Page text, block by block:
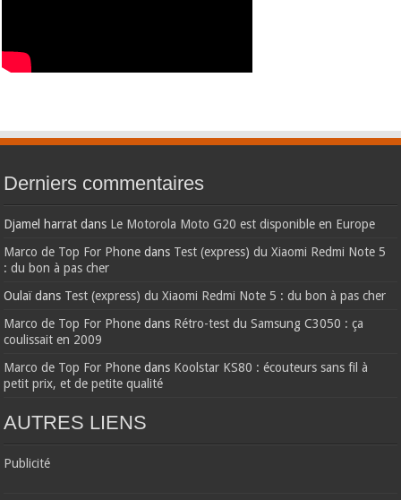
Derniers commentaires
Djamel harrat dans Le Motorola Moto G20 est disponible en Europe
Marco de Top For Phone dans Test (express) du Xiaomi Redmi Note 5
: du bon à pas cher
Oulaïdans Test (express) du Xiaomi Redmi Note 5 : du bon à pas cher
Marco de Top For Phone dans Rétro-test du Samsung C3050 : ça
coulissait en 2009
Marco de Top For Phone dans Koolstar KS80 : écouteurs sans fil à
petit prix, et de petite qualité
AUTRES LIENS
Publicité